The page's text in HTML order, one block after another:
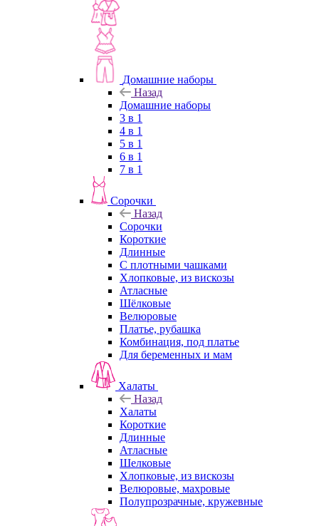
Домашние наборы
Назад
Домашние наборы
3 в 1
4 в 1
5 в 1
6 в 1
7 в 1
Сорочки
Назад
Сорочки
Короткие
Длинные
С плотными чашками
Хлопковые, из вискозы
Атласные
Шёлковые
Велюровые
Платье, рубашка
Комбинация, под платье
Для беременных и мам
Халаты
Назад
Халаты
Короткие
Длинные
Атласные
Шелковые
Хлопковые, из вискозы
Велюровые, махровые
Полупрозрачные, кружевные